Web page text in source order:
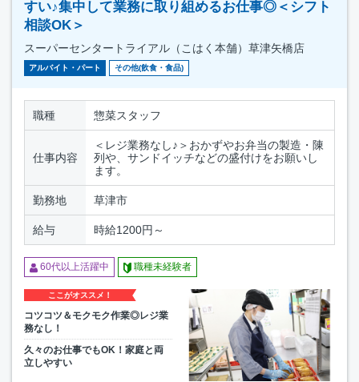
すい♪集中して業務に取り組めるお仕事◎＜シフト
相談OK＞
スーパーセンタートライアル（こはく本舗）草津矢橋店
アルバイト・パート その他(飲食・食品)
職種 惣菜スタッフ
仕事内容
＜レジ業務なし♪＞おかずやお弁当の製造・陳
列や、サンドイッチなどの盛付けをお願いし
ます。
勤務地 草津市
給与 時給1200円～
60代以上活躍中 職種未経験者
ここがオススメ！
コツコツ＆モクモク作業◎レジ業
務なし！
久々のお仕事でもOK！家庭と両
立しやすい